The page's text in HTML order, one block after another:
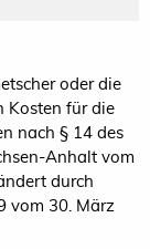
oder die
Kosten für die
nach § 14 des
Anhalt vom
durch
vom 30. März